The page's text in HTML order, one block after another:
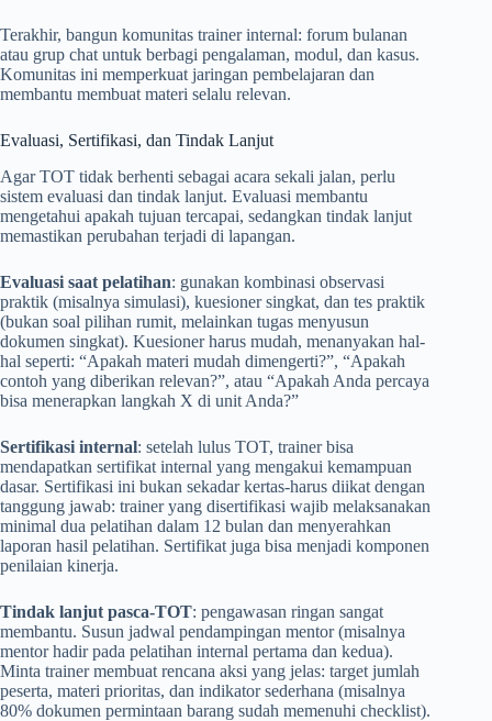
Terakhir, bangun komunitas trainer internal: forum bulanan
atau grup chat untuk berbagi pengalaman, modul, dan kasus.
Komunitas ini memperkuat jaringan pembelajaran dan
membantu membuat materi selalu relevan.
Evaluasi, Sertifikasi, dan Tindak Lanjut
Agar TOT tidak berhenti sebagai acara sekali jalan, perlu
sistem evaluasi dan tindak lanjut. Evaluasi membantu
mengetahui apakah tujuan tercapai, sedangkan tindak lanjut
memastikan perubahan terjadi di lapangan.
Evaluasi saat pelatihan: gunakan kombinasi observasi
praktik (misalnya simulasi), kuesioner singkat, dan tes praktik
(bukan soal pilihan rumit, melainkan tugas menyusun
dokumen singkat). Kuesioner harus mudah, menanyakan hal-
hal seperti: “Apakah materi mudah dimengerti?”, “Apakah
contoh yang diberikan relevan?”, atau “Apakah Anda percaya
bisa menerapkan langkah X di unit Anda?”
Sertifikasi internal: setelah lulus TOT, trainer bisa
mendapatkan sertifikat internal yang mengakui kemampuan
dasar. Sertifikasi ini bukan sekadar kertas-harus diikat dengan
tanggung jawab: trainer yang disertifikasi wajib melaksanakan
minimal dua pelatihan dalam 12 bulan dan menyerahkan
laporan hasil pelatihan. Sertifikat juga bisa menjadi komponen
penilaian kinerja.
Tindak lanjut pasca-TOT: pengawasan ringan sangat
membantu. Susun jadwal pendampingan mentor (misalnya
mentor hadir pada pelatihan internal pertama dan kedua).
Minta trainer membuat rencana aksi yang jelas: target jumlah
peserta, materi prioritas, dan indikator sederhana (misalnya
80% dokumen permintaan barang sudah memenuhi checklist).